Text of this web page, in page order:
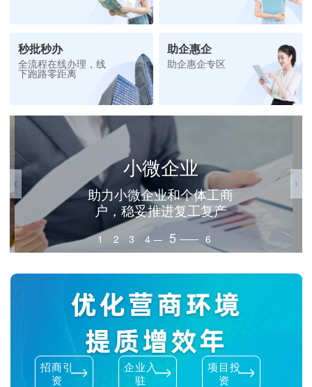
秒批秒办
全流程在线办理，线
下跑路零距离
助企惠企
助企惠企专区
小微企业
助力小微企业和个体工商
户，稳妥推进复工复产
1 2 3 4 5 6
招商引
资
企业入
驻
项目投
资